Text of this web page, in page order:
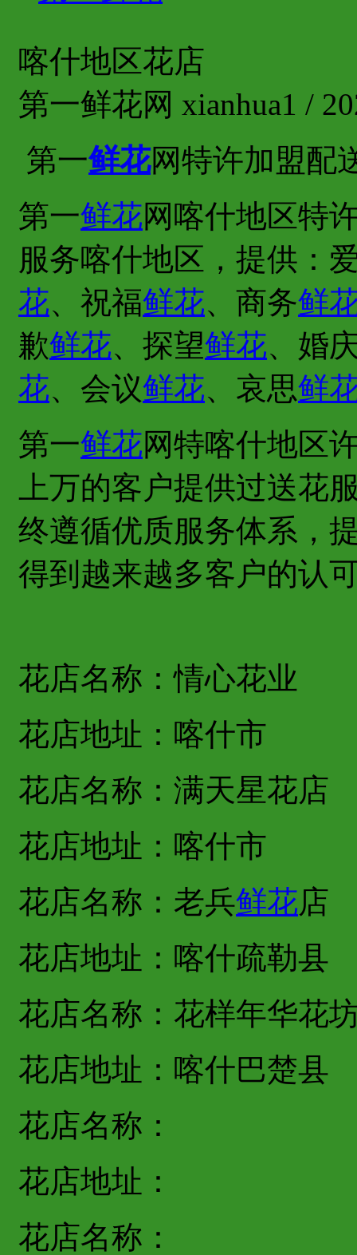
喀什地区花店
第一鲜花网 xianhua1 /
第一鲜花网特许加盟
第一鲜花网喀什地区特
服务喀什地区，提供：
花、祝福鲜花、商务鲜
歉鲜花、探望鲜花、婚
花、会议鲜花、哀思鲜
第一鲜花网特喀什地区
上万的客户提供过送花
终遵循优质服务体系，
得到越来越多客户的认
花店名称：情心花业
花店地址：喀什市
花店名称：满天星花店
花店地址：喀什市
花店名称：老兵鲜花店
花店地址：喀什疏勒县
花店名称：花样年华花
花店地址：喀什巴楚县
花店名称：
花店地址：
花店名称：